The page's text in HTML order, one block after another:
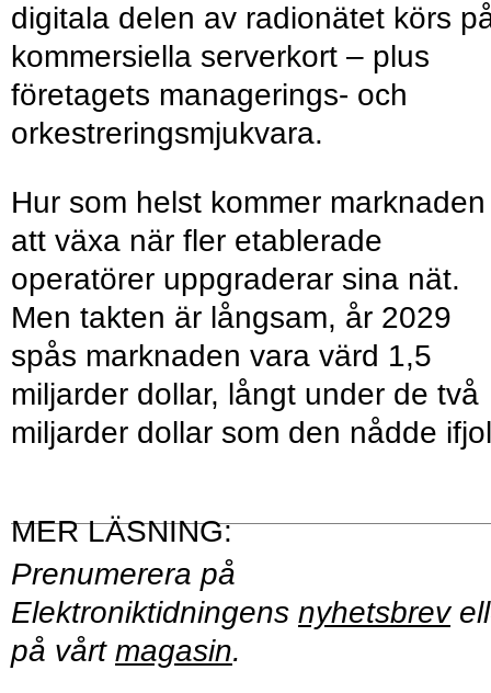
digitala delen av radionätet körs
kommersiella serverkort – plus
företagets managerings- och
orkestreringsmjukvara.
Hur som helst kommer marknaden
att växa när fler etablerade
operatörer uppgraderar sina nät.
Men takten är långsam, år 2029
spås marknaden vara värd 1,5
miljarder dollar, långt under de två
miljarder dollar som den nådde
Prenumerera på
Elektroniktidningens nyhetsbrev
på vårt magasin.